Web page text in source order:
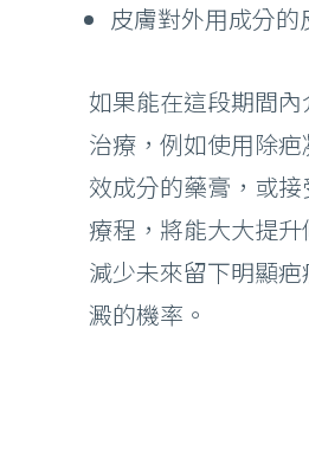
皮膚對外用成分的
如果能在這段期間
治療，例如使用除
效成分的藥膏，或
療程，將能大大提升
減少未來留下明顯
澱的機率。